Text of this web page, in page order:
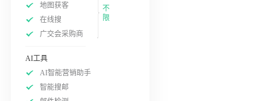
地图获客
在线搜
广交会采购商
不
限
AI工具
AI智能营销助手
智能搜邮